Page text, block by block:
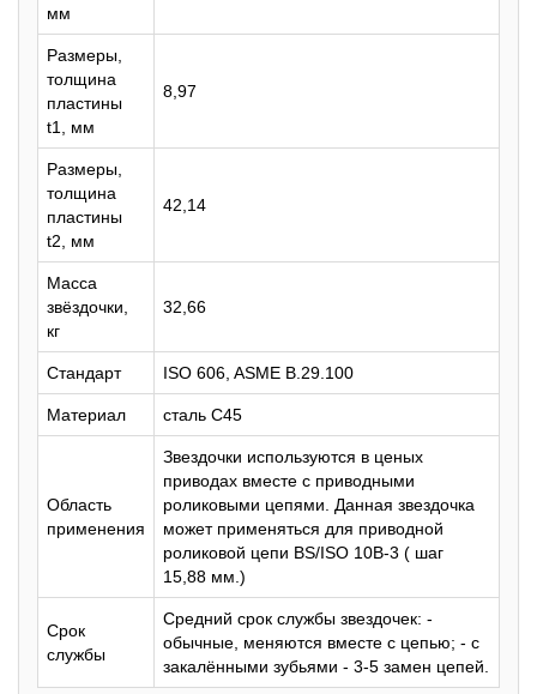
мм
Размеры,
толщина
пластины
t1, мм
8,97
Размеры,
толщина
пластины
t2, мм
42,14
Масса
звёздочки,
кг
32,66
Стандарт ISO 606, ASME B.29.100
Материал сталь C45
Область
применения
Звездочки используются в ценых
приводах вместе с приводными
роликовыми цепями. Данная звездочка
может применяться для приводной
роликовой цепи BS/ISO 10B-3 ( шаг
15,88 мм.)
Срок
службы
Средний срок службы звездочек: -
обычные, меняются вместе с цепью; - с
закалёнными зубьями - 3-5 замен цепей.